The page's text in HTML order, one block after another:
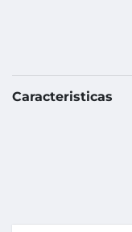
Caracteristicas